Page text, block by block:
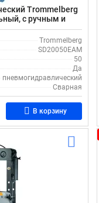
Trommelberg
с ручным и
подвижным
Trommelberg
SD20050EAM
50
Да
пневмогидравлический
Сварная
В корзину